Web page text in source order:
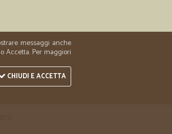
messaggi anche
Accetta. Per maggiori
CHIUDI E ACCETTA